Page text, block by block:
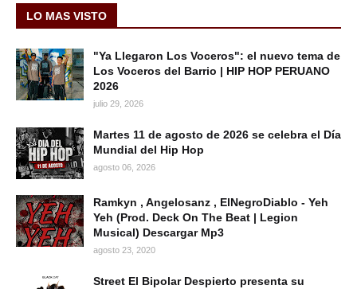
LO MAS VISTO
"Ya Llegaron Los Voceros": el nuevo tema de
Los Voceros del Barrio | HIP HOP PERUANO
2026
julio 29, 2026
Martes 11 de agosto de 2026 se celebra el Día
Mundial del Hip Hop
agosto 06, 2026
Ramkyn , Angelosanz , ElNegroDiablo - Yeh
Yeh (Prod. Deck On The Beat | Legion
Musical) Descargar Mp3
agosto 23, 2020
Street El Bipolar Despierto presenta su